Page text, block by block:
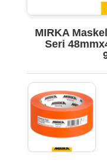
MIRKA
Seri